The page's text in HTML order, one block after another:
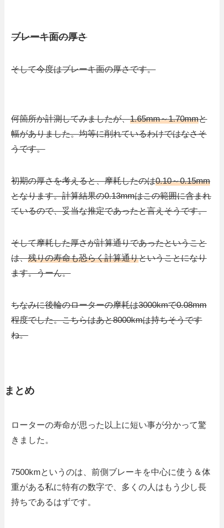
ブレーキ面の厚さ
そして今度はブレーキ面の厚さです。
何箇所か計測してみましたが、1.65mm～1.70mmと
幅がありました。均等に削れているわけではなさそ
うです。
初期の厚さを考えると、摩耗したのは0.10～0.15mm
となります。計算結果の0.13mmはこの範囲に含まれ
ているので、妥当な推定であったと言えそうです。
そして摩耗した厚さが計算通りであったということ
は、残りの寿命も恐らく計算通りということになり
ます。うーん。
ちなみに後輪のローターの摩耗は3000kmで0.08mm
程度でした。こちらはあと8000kmは持ちそうです
ね。
まとめ
ローターの寿命が思った以上に短い事が分かって驚
きました。
7500kmというのは、前側ブレーキを中心に使う＆体
重がある私に特有の数字で、多くの人はもう少し長
持ちであるはずです。